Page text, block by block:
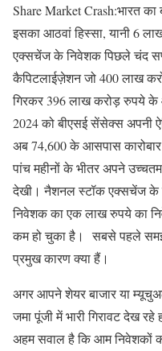
Share Market Crash:भारत
इसका आठवां हिस्सा, यानी 6
एक्सचेंज के निवेशक पिछले चंद
कैपिटलाईज़ेशन जो 400 लाख
गिरकर 396 लाख करोड़ रुपये
2024 को बीएसई सेंसेक्स अपनी
अब 74,600 के आसपास
पांच महीनों के भीतर अपने
देखी। नैशनल स्टॉक एक्सचेंज के
निवेशक का एक लाख रुपये का
कम हो चुका है। सबसे पहले समझ
प्रमुख कारण क्या हैं।
अगर आपने शेयर बाजार या
जमा पूंजी में भारी गिरावट देख रहे
अहम सवाल है कि आम निवेशकों